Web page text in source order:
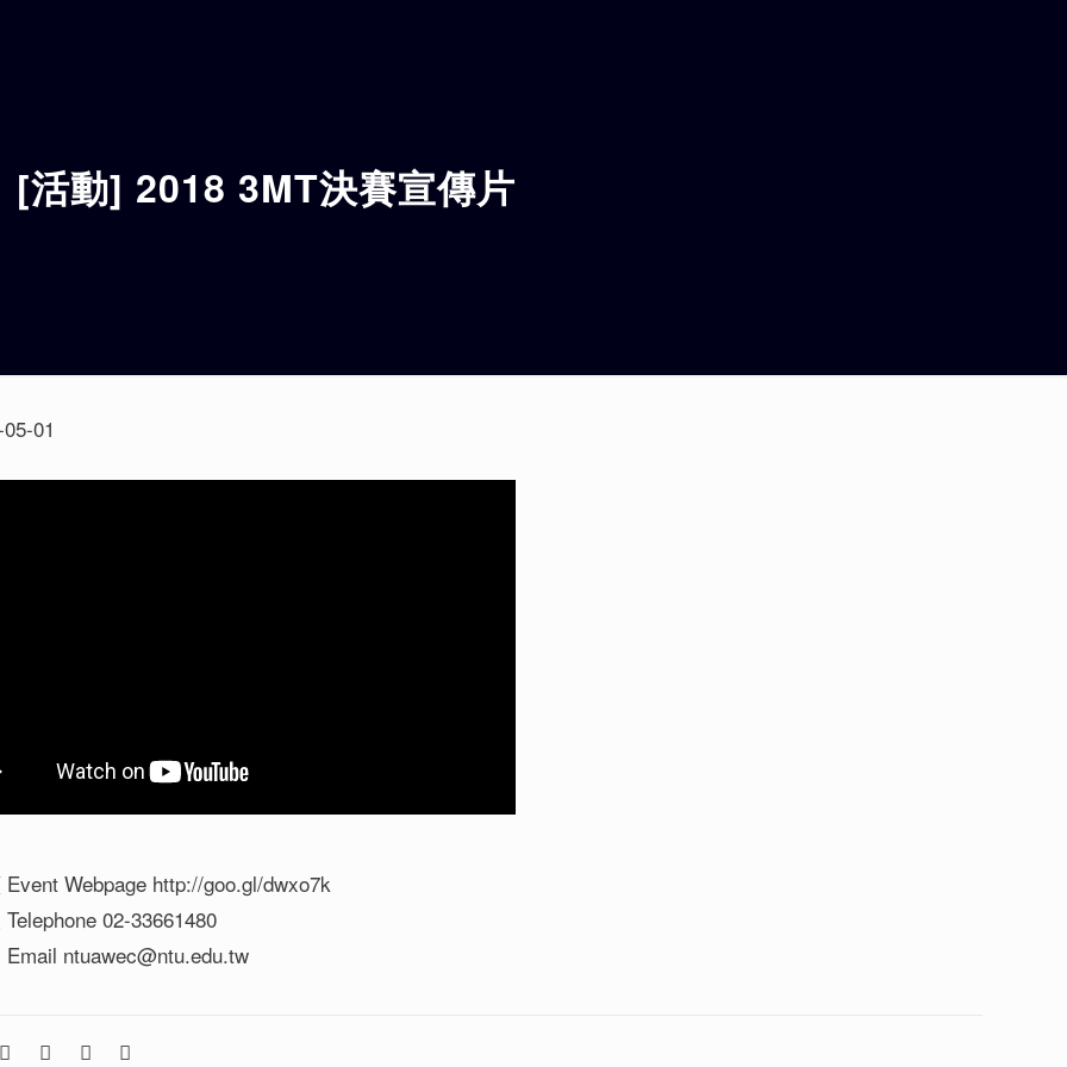
[活動] 2018 3MT決賽宣傳片
01
Webpage http://goo.gl/dwxo7k
02-33661480
ntuawec@ntu.edu.tw